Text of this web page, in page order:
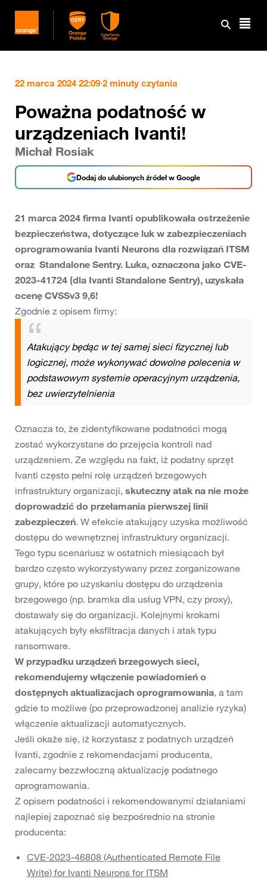
22 marca 2024 22:09·2 minuty czytania
Poważna podatność w
urządzeniach Ivanti!
Michał Rosiak
Dodaj do ulubionych źródeł w Google
21 marca 2024 firma Ivanti opublikowała ostrzeżenie
bezpieczeństwa, dotyczące luk w zabezpieczeniach
oprogramowania Ivanti Neurons dla rozwiązań ITSM
oraz Standalone Sentry. Luka, oznaczona jako CVE-
2023-41724 (dla Ivanti Standalone Sentry), uzyskała
ocenę CVSSv3 9,6!
Zgodnie z opisem firmy:
Atakujący będąc w tej samej sieci fizycznej lub
logicznej, może wykonywać dowolne polecenia w
podstawowym systemie operacyjnym urządzenia,
bez uwierzytelnienia
Oznacza to, że zidentyfikowane podatności mogą
zostać wykorzystane do przejęcia kontroli nad
urządzeniem. Ze względu na fakt, iż podatny sprzęt
Ivanti często pełni rolę urządzeń brzegowych
infrastruktury organizacji, skuteczny atak na nie może
doprowadzić do przełamania pierwszej linii
zabezpieczeń. W efekcie atakujący uzyska możliwość
dostępu do wewnętrznej infrastruktury organizacji.
Tego typu scenariusz w ostatnich miesiącach był
bardzo często wykorzystywany przez zorganizowane
grupy, które po uzyskaniu dostępu do urządzenia
brzegowego (np. bramka dla usług VPN, czy proxy),
dostawały się do organizacji. Kolejnymi krokami
atakujących były eksfiltracja danych i atak typu
ransomware.
W przypadku urządzeń brzegowych sieci,
rekomendujemy włączenie powiadomień o
dostępnych aktualizacjach oprogramowania, a tam
gdzie to możliwe (po przeprowadzonej analizie ryzyka)
włączenie aktualizacji automatycznych.
Jeśli okaże się, iż korzystasz z podatnych urządzeń
Ivanti, zgodnie z rekomendacjami producenta,
zalecamy bezzwłoczną aktualizację podatnego
oprogramowania.
Z opisem podatności i rekomendowanymi działaniami
najlepiej zapoznać się bezpośrednio na stronie
producenta:
CVE-2023-46808 (Authenticated Remote File
Write) for Ivanti Neurons for ITSM